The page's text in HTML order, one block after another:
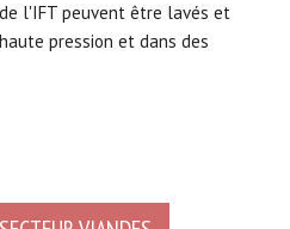
l'IFT peuvent être lavés et
pression et dans des